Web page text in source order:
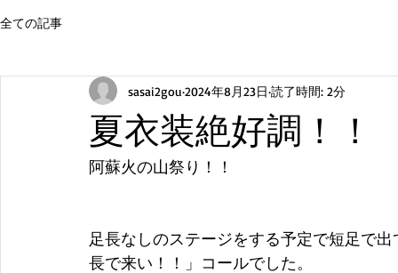
全ての記事
夏衣装絶好調！！
sasai2gou 2024年8月23日 読了時間: 2分
阿蘇火の山祭り！！
足長なしのステージをする予定で短足で
長で来い！！」コールでした。